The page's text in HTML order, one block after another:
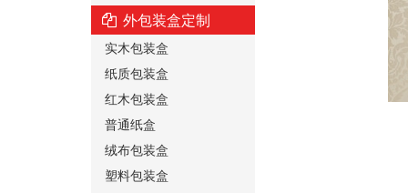
外包装盒定制
实木包装盒
纸质包装盒
红木包装盒
普通纸盒
绒布包装盒
塑料包装盒